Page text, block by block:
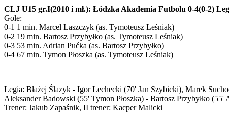
CLJ U15 gr.I(2010 i mł.): Łódzka Akademia Futbolu 0-4(0-2)
Gole:
0-1 1 min. Marcel Laszczyk (as. Tymoteusz Leśniak)
0-2 19 min. Bartosz Przybyłko (as. Tymoteusz Leśniak)
0-3 53 min. Adrian Pućka (as. Bartosz Przybyłko)
0-4 67 min. Tymon Płoszka (as. Tymoteusz Leśniak)
Legia: Błażej Ślazyk - Igor Lechecki (70' Jan Szybicki), Marek
Aleksander Badowski (55' Tymon Płoszka) - Bartosz Przybyłko
Trener: Jakub Zapaśnik, II trener: Kacper Malicki